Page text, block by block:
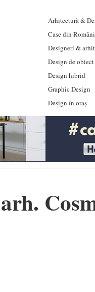
Arhitectură &
Case din
Designeri &
Design de obiect
Design hibrid
Graphic Design
Design în oraș
arh.